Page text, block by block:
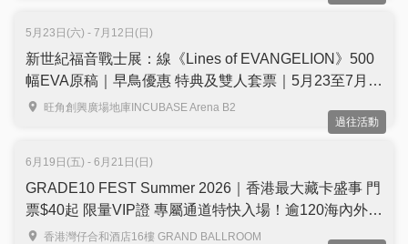
5月23日(六) - 7月12日(日)
新世紀福音戰士展：線《Lines of EVANGELION》500
幅EVA原稿｜早鳥優惠 特典及雙人套票｜5月23至7月
12日 旺角INCUBASE Arena
旺角創興廣場地庫INCUBASE Arena B2
過往活動
6月19日(五) - 6月21日(日)
GRADE10 FEST Summer 2026｜香港最大藏卡盛事 門
票$40起 限量VIP證 專屬通道特快入場！逾120海內外參
展商、Pokémon 30 週年特展、麥迪森瘋狂藏卡拍賣會
香港灣仔合和酒店16樓 GRAND BALLROOM